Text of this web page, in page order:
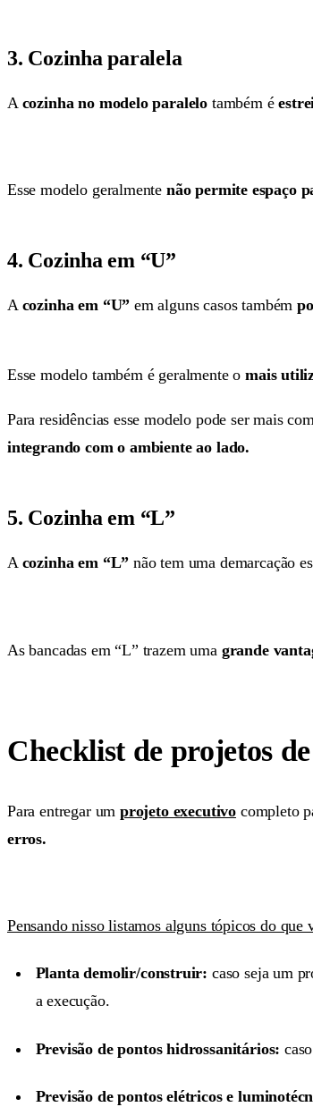
3. Cozinha paralela
A cozinha no modelo paralelo também é
Esse modelo geralmente não permite espaço
4. Cozinha em “U”
A cozinha em “U” em alguns casos também
Esse modelo também é geralmente omais
Para residências esse modelo pode ser mais
integrando com o ambiente ao lado.
5. Cozinha em “L”
A cozinha em “L” não tem uma demarcação
As bancadas em “L” trazem uma grande
Checklist de projetos
Para entregar umprojeto executivo completo
erros.
Pensando nisso listamos alguns tópicos do
Planta demolir/construir: caso seja um
a execução.
Previsão de pontos hidrossanitários:
Previsão de pontos elétricos e